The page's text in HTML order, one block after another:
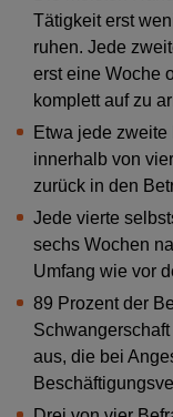
Tätigkeit erst
ruhen. Jede
erst eine Woche
komplett auf zu
Etwa jede
innerhalb von
zurück in den
Jede vierte
sechs Wochen
Umfang wie vor
89 Prozent der
aus, die bei